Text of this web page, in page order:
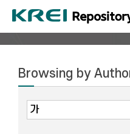
Browsing by